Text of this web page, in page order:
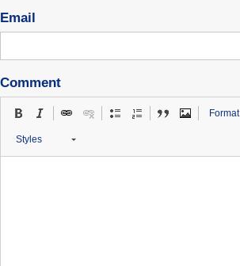
Email
Comment
Format
Styles